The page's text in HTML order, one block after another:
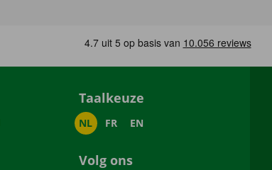
Taalkeuze
NL FR EN
Volg ons